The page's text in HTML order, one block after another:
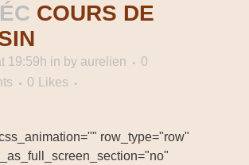
COURS DE
19:59h in by aurelien
0
0 Likes
row_type="row"